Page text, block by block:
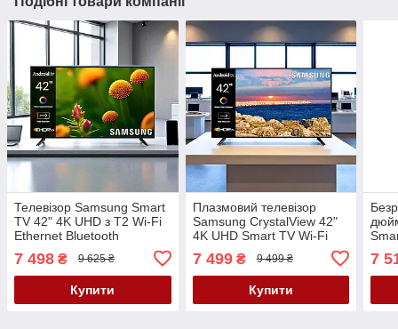
Телевізор Samsung Smart
TV 42" 4K UHD з Т2 Wi-Fi
Ethernet Bluetooth
безрамковий Самсунг
7 498 ₴ 9 625 ₴
Купити
Плазмовий телевізор
Samsung CrystalView 42"
4K UHD Smart TV Wi-Fi
Телевізор Самсунг 42
дюйми з вбудованим Т2
7 499₴ 9 499 ₴
Купити
7